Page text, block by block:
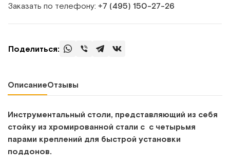
Заказать по телефону: +7 (495) 150‑27‑26
Поделиться:
ОписаниеОтзывы
Инструментальный столи, представляющий из себя
стойку из хромированной стали с с четырьмя
парами креплений для быстрой установки
поддонов.